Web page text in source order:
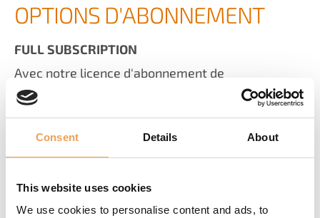
Consent Details About
This website uses cookies
We use cookies to personalise content and ads, to
OPTIONS D'ABONNEMENT
FULL SUBSCRIPTION
Avec notre licence d'abonnement de
Productionserver, Filmgate ou Proofgate, vous
louez le logiciel sur la base d'une redevance
est inclus dans l'abonnement. Ainsi, le Full
Subscription combine un support continu avec un